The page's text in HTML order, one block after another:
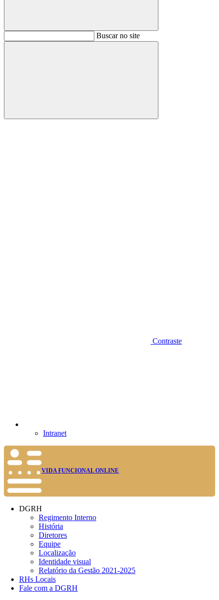
BuscarBuscar no site
Buscar
Contraste
Intranet
VIDA FUNCIONAL ONLINE
DGRH
Regimento Interno
História
Diretores
Equipe
Localização
Identidade visual
Relatório da Gestão 2021-2025
RHs Locais
Fale com a DGRH